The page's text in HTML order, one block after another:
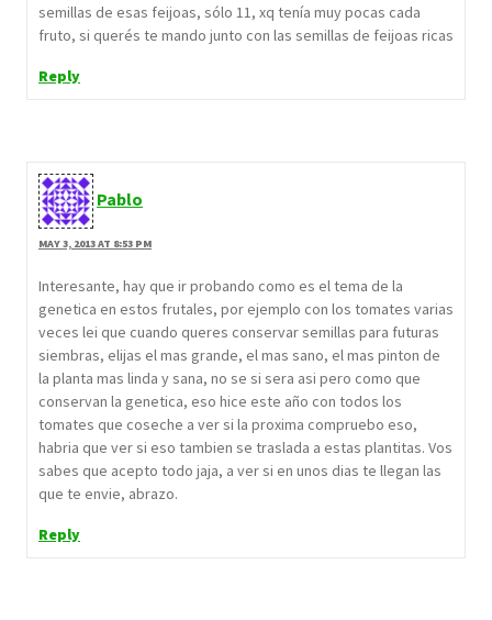
semillas de esas feijoas, sólo 11, xq tenía muy pocas cada
fruto, si querés te mando junto con las semillas de feijoas ricas
Reply
Pablo
MAY 3, 2013 AT 8:53 PM
Interesante, hay que ir probando como es el tema de la
genetica en estos frutales, por ejemplo con los tomates varias
veces lei que cuando queres conservar semillas para futuras
siembras, elijas el mas grande, el mas sano, el mas pinton de
la planta mas linda y sana, no se si sera asi pero como que
conservan la genetica, eso hice este año con todos los
tomates que coseche a ver si la proxima compruebo eso,
habria que ver si eso tambien se traslada a estas plantitas. Vos
sabes que acepto todo jaja, a ver si en unos dias te llegan las
que te envie, abrazo.
Reply